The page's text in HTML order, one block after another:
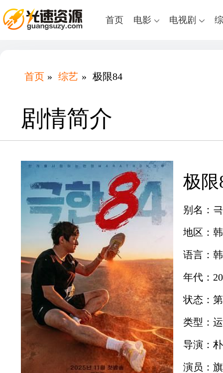
首页 电影 电视剧
首页 » 综艺 » 极限84
剧情简介
极限
别名：
地区：
语言：
年代：
状态：
类型：
导演：
演员：